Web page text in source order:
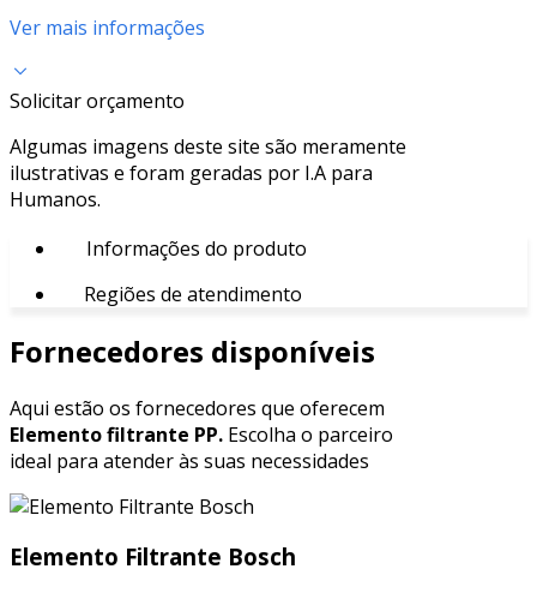
Ver mais informações
Solicitar orçamento
Algumas imagens deste site são meramente
ilustrativas e foram geradas por I.A para
Humanos.
Informações do produto
Regiões de atendimento
Fornecedores disponíveis
Aqui estão os fornecedores que oferecem
Elemento filtrante PP. Escolha o parceiro
ideal para atender às suas necessidades
Elemento Filtrante Bosch